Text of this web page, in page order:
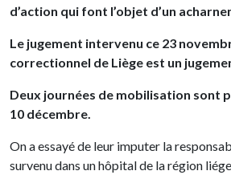
d’action qui font l’objet d’un
Le jugement intervenu ce 23
correctionnel de Liège est un
Deux journées de mobilisation sont
10 décembre.
On a essayé de leur imputer la
survenu dans un hôpital de la région